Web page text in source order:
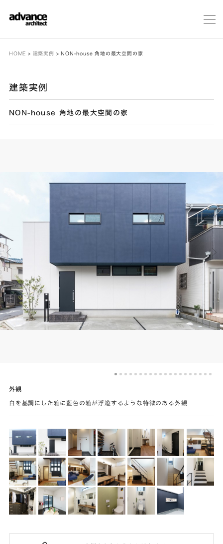
メ
HOME > 建築実例 > NON-house 角地の最大空間の家
建築実例
NON-house 角地の最大空間の家
外観
白を基調にした箱に藍色の箱が浮遊するような特徴のある外観